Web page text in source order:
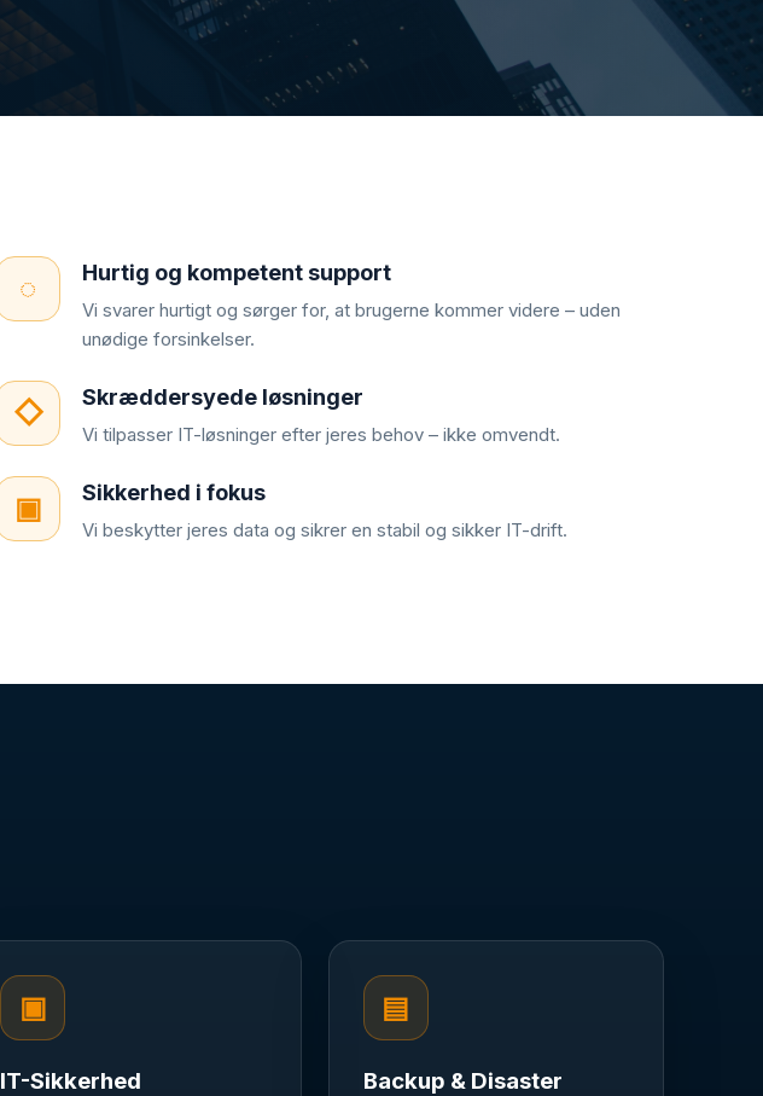
◌ Hurtig og kompetent support
Vi svarer hurtigt og sørger for, at brugerne kommer videre – uden
unødige forsinkelser.
◇ Skræddersyede løsninger
Vi tilpasser IT-løsninger efter jeres behov – ikke omvendt.
▣ Sikkerhed i fokus
Vi beskytter jeres data og sikrer en stabil og sikker IT-drift.
▣
IT-Sikkerhed
▤
Backup & Disaster